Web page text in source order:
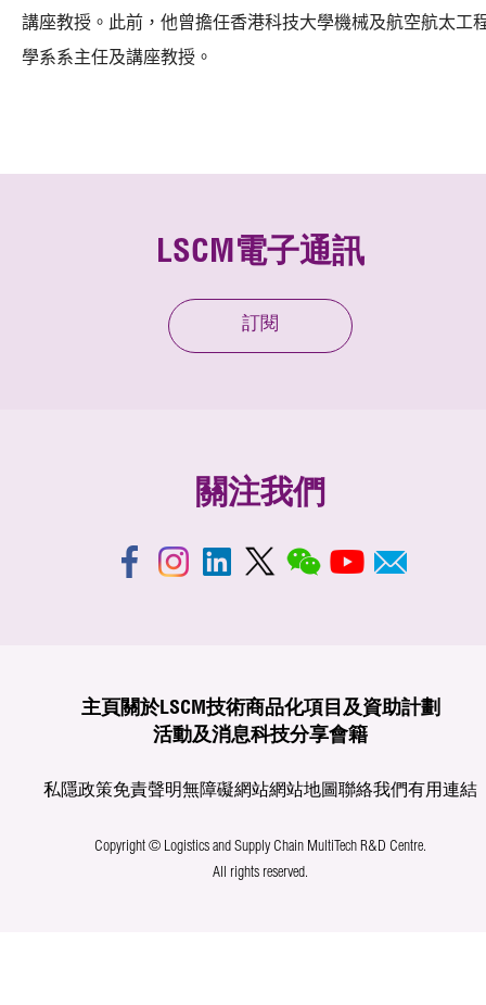
講座教授。此前，他曾擔任香港科技大學機械及航空航太工
學系系主任及講座教授。
LSCM電子通訊
訂閱
關注我們
主頁 關於LSCM技術商品化項目及資助計劃
活動及消息科技分享會籍
私隱政策免責聲明無障礙網站網站地圖聯絡我們有用連結
Copyright © Logistics and Supply Chain MultiTech R&D Centre.
All rights reserved.